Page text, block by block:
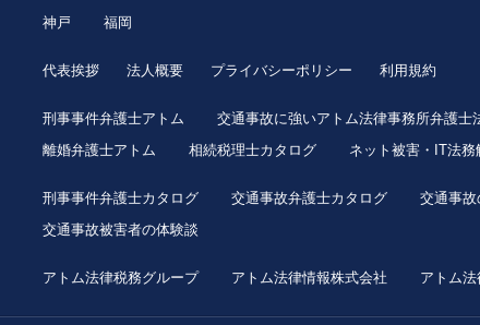
神戸
福岡
代表挨拶 法人概要 プライバシーポリシー 利用規約
刑事事件弁護士アトム 交通事故に強いアトム法律事務所弁護士
離婚弁護士アトム
相続税理士カタログ ネット被害・IT法務
刑事事件弁護士カタログ 交通事故弁護士カタログ 交通事
交通事故被害者の体験談
アトム法律税務グループ アトム法律情報株式会社 アトム